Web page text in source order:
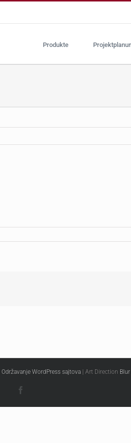
Produkte
Održavanje WordPress sajtova| Art Direction